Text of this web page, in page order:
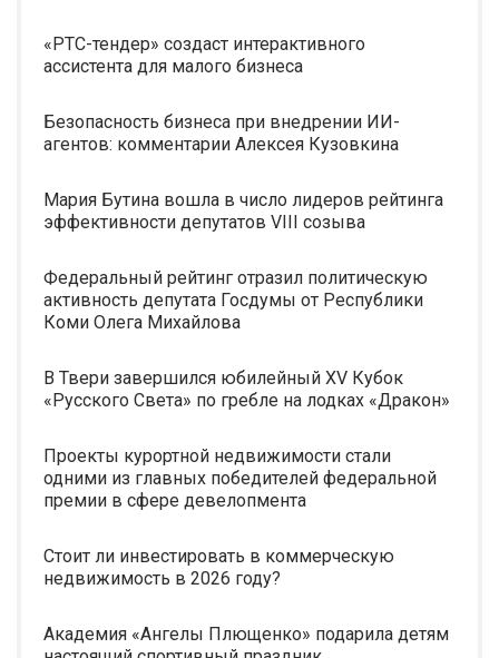
«РТС-тендер» создаст интерактивного
ассистента для малого бизнеса
Безопасность бизнеса при внедрении ИИ-
агентов: комментарии Алексея Кузовкина
Мария Бутина вошла в число лидеров рейтинга
эффективности депутатов VIII созыва
Федеральный рейтинг отразил политическую
активность депутата Госдумы от Республики
Коми Олега Михайлова
В Твери завершился юбилейный XV Кубок
«Русского Света» по гребле на лодках «Дракон»
Проекты курортной недвижимости стали
одними из главных победителей федеральной
премии в сфере девелопмента
Стоит ли инвестировать в коммерческую
недвижимость в 2026 году?
Академия «Ангелы Плющенко» подарила детям